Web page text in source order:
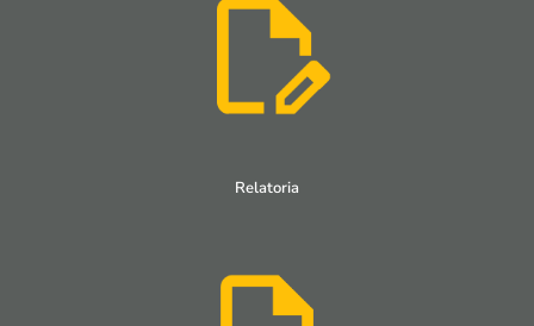
Relatoria